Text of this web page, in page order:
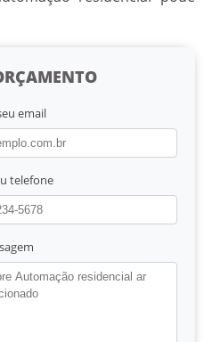
email
telefone